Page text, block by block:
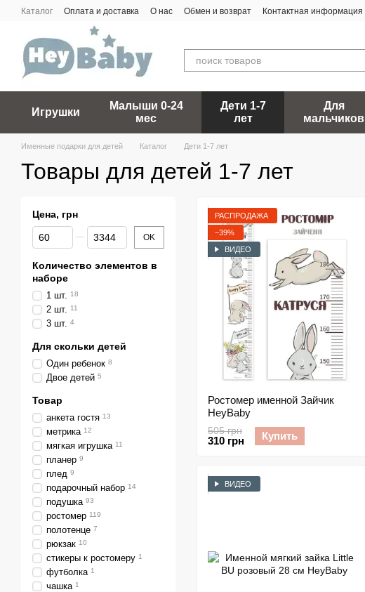
Перейти к основному контенту
Каталог Оплата и доставка О нас Обмен и возврат Контактная информация
Игрушки
Малыши 0-24
мес
Дети 1-7
лет
Для
мальчиков
Именные подарки для детей Каталог Дети 1-7 лет
Товары для детей 1-7 лет
РАСПРОДАЖА
−39%
ВИДЕО
Ростомер именной Зайчик
HeyBaby
505 грн
310 грн Купить
ВИДЕО
Цена, грн
От Цена, грн
До Цена, грн OK
Количество элементов в
наборе
1 шт. 18
2 шт. 11
3 шт. 4
Для скольки детей
Один ребенок 8
Двое детей 5
Товар
анкета гостя 13
метрика 12
мягкая игрушка 11
планер 9
плед 9
подарочный набор 14
подушка 93
ростомер 119
полотенце 7
рюкзак 10
стикеры к ростомеру 1
футболка 1
чашка 1